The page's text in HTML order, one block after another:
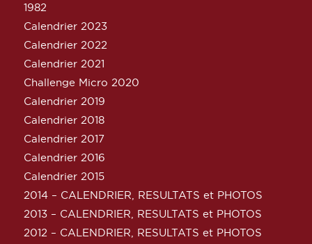
1982
Calendrier 2023
Calendrier 2022
Calendrier 2021
Challenge Micro 2020
Calendrier 2019
Calendrier 2018
Calendrier 2017
Calendrier 2016
Calendrier 2015
2014 – CALENDRIER, RESULTATS et PHOTOS
2013 – CALENDRIER, RESULTATS et PHOTOS
2012 – CALENDRIER, RESULTATS et PHOTOS